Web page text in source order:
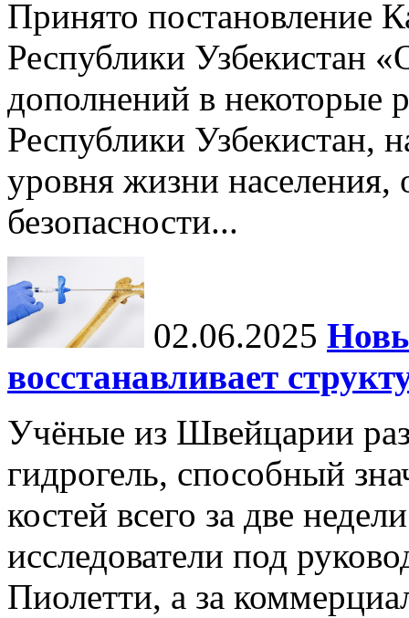
Принято постановление
Республики Узбекистан
дополнений в некоторые
Республики Узбекистан,
уровня жизни населения,
безопасности...
02.06.2025
восстанавливает
Учёные из Швейцарии
гидрогель, способный
костей всего за две
исследователи под
Пиолетти, а за